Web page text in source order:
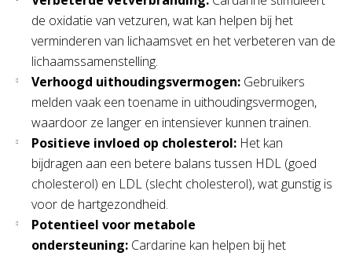
de oxidatie van vetzuren, wat kan helpen bij het
verminderen van lichaamsvet en het verbeteren van de
lichaamssamenstelling.
Verhoogd uithoudingsvermogen: Gebruikers
melden vaak een toename in uithoudingsvermogen,
waardoor ze langer en intensiever kunnen trainen.
Positieve invloed op cholesterol: Het kan
bijdragen aan een betere balans tussen HDL (goed
cholesterol) en LDL (slecht cholesterol), wat gunstig is
voor de hartgezondheid.
Potentieel voor metabole
ondersteuning: Cardarine kan helpen bij het